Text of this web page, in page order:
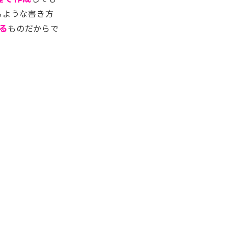
うな書き方
ものだからで